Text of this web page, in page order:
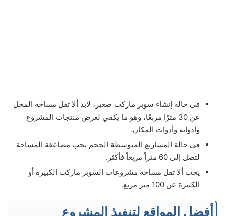
في حالة إنشاء سوبر ماركت صغير، لابد ألا تقل مساحة المحل
عن 30 مترًا مربعًا، وهو ما يكفي لعرض منتجات المشروع
وأدواته وأدوات المكان.
في حالة المشاريع المتوسطة الحجم يجب مضاعفة المساحة
لتصل إلى 60 متراً مربعاً فأكثر.
يجب ألا تقل مساحة مشروعات السوبر ماركت الكبيرة أو
الكبيرة عن 100 متر مربع.
أفضل المواقع لتنفيذ المشروع